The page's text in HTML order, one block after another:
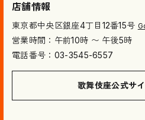
店舗情報
東京都中央区銀座4丁目12番15号
営業時間：午前10時 〜 午後5時
電話番号：03-3545-6557
歌舞伎座公式サ